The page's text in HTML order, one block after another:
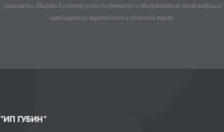
сложности. Широкий спектр услуг по ремонту и обслуживанию часов ведущих
швейцарских, европейских и японских марок.
"ИП ГУБИН"